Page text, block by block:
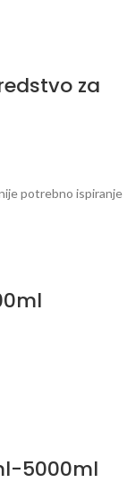
za
potrebno ispiranje
5000ml